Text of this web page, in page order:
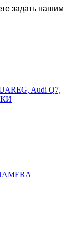
задать нашим
Audi Q7,